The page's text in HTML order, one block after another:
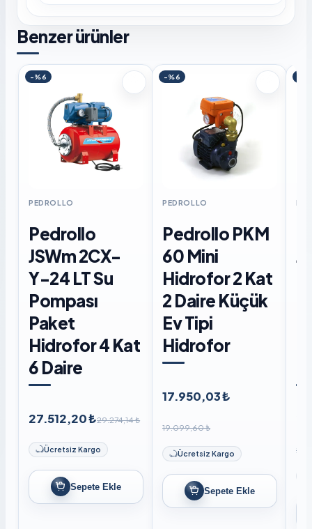
Benzer ürünler
-%6
PEDROLLO
Pedrollo
JSWm 2CX-
Y-24 LT Su
Pompası
Paket
Hidrofor 4 Kat
6 Daire
27.512,20 ₺29.274,14 ₺
Ücretsiz Kargo
Sepete Ekle
-%6
PEDROLLO
Pedrollo PKM
60 Mini
Hidrofor 2 Kat
2 Daire Küçük
Ev Tipi
Hidrofor
17.950,03 ₺
19.099,60 ₺
Ücretsiz Kargo
Sepete Ekle